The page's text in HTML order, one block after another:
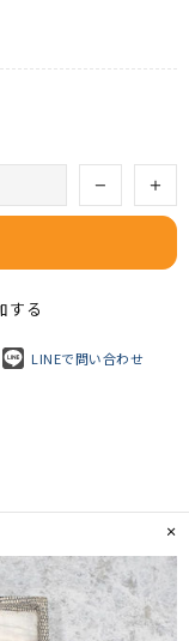
する
LINEで問い合わせ